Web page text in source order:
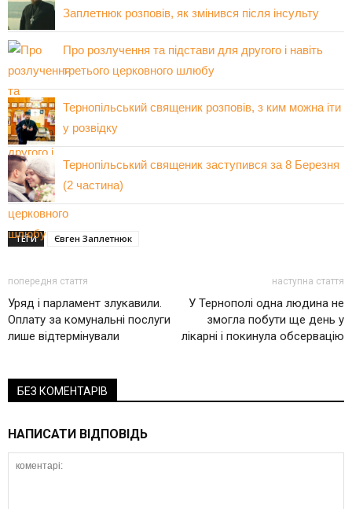
Заплетнюк розповів, як змінився після інсульту
Про розлучення та підстави для другого і навіть
третього церковного шлюбу
Тернопільський священик розповів, з ким можна іти
у розвідку
Тернопільський священик заступився за 8 Березня
(2 частина)
ТЕГИ Євген Заплетнюк
попередня стаття
Уряд і парламент злукавили.
Оплату за комунальні послуги
лише відтермінували
наступна стаття
У Тернополі одна людина не
змогла побути ще день у
лікарні і покинула обсервацію
БЕЗ КОМЕНТАРІВ
НАПИСАТИ ВІДПОВІДЬ